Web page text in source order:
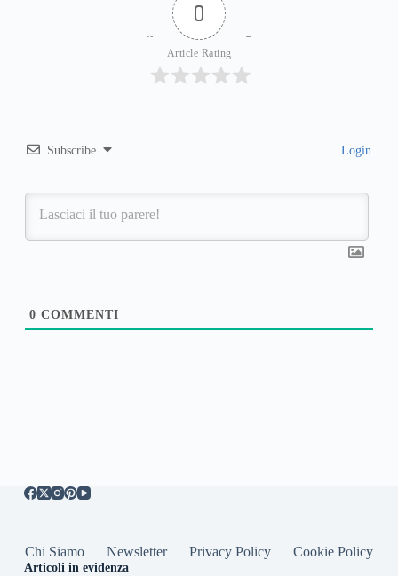
0
Article Rating
Subscribe Login
0 COMMENTI
Chi Siamo Newsletter Privacy Policy Cookie Policy
Articoli in evidenza